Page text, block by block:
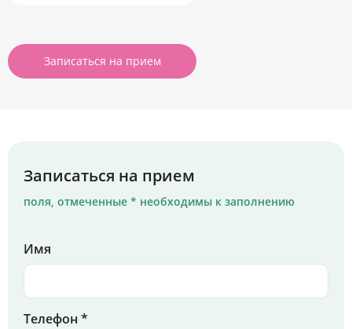
Записаться на прием
Записаться на прием
поля, отмеченные * необходимы к заполнению
Имя
Телефон *